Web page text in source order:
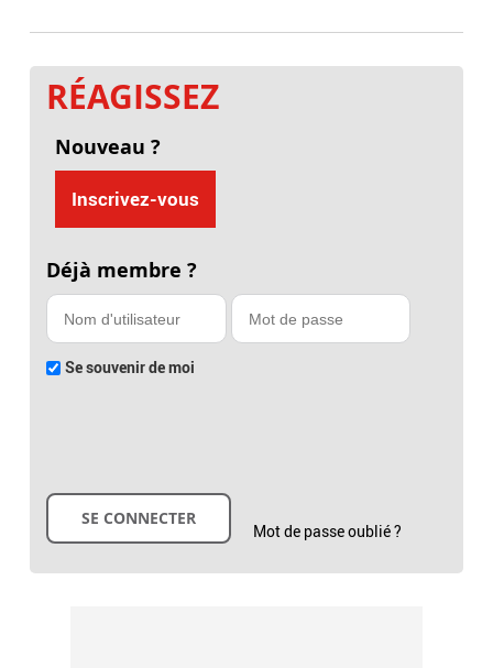
RÉAGISSEZ
Nouveau ?
Inscrivez-vous
Déjà membre ?
Se souvenir de moi
Mot de passe oublié ?